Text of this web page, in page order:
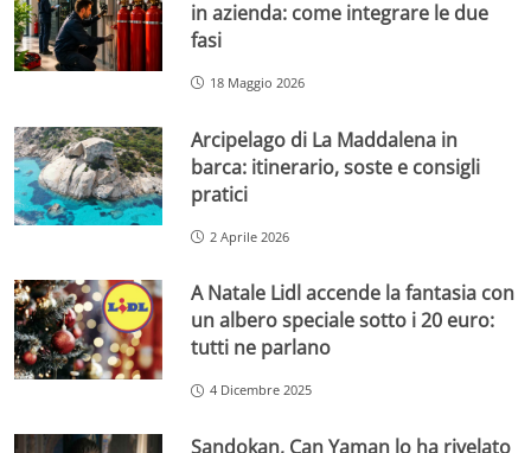
in azienda: come integrare le due
fasi
18 Maggio 2026
Arcipelago di La Maddalena in
barca: itinerario, soste e consigli
pratici
2 Aprile 2026
A Natale Lidl accende la fantasia con
un albero speciale sotto i 20 euro:
tutti ne parlano
4 Dicembre 2025
Sandokan, Can Yaman lo ha rivelato